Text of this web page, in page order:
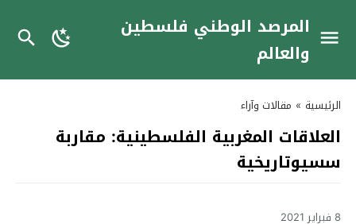
المرصد الوطني فلسطين
والعالم
الرئيسية » مقالات وآراء
العلاقات المغربية الفلسطينية: مقاربة
سسيوتاريخية
8 فبراير 2021